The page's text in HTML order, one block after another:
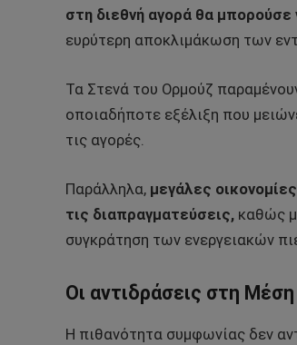
στη διεθνή αγορά θα μπορούσε
ευρύτερη αποκλιμάκωση των
Τα Στενά του Ορμούζ
οποιαδήποτε εξέλιξη που
τις αγορές.
Παράλληλα, μεγάλες
τις διαπραγματεύσεις, καθώς
συγκράτηση των ενεργειακών
Οι αντιδράσεις στη
Η πιθανότητα συμφωνίας δεν